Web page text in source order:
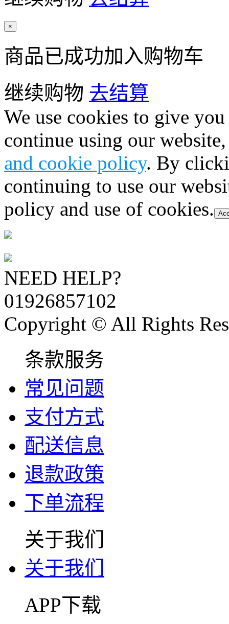
×
商品已成功加入购物车
继续购物 去结算
We use cookies to give
continue using our
and cookie policy. By
continuing to use our
policy and use of cookies.
NEED HELP?
01926857102
Copyright © All Rights
条款服务
常见问题
支付方式
配送信息
退款政策
下单流程
关于我们
关于我们
APP下载